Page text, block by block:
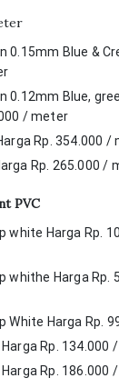
0.15mm Blue &
0.12mm Blue,
/ meter
Rp. 354.000 /
Rp. 265.000 /
PVC
white Harga Rp.
whithe Harga Rp.
White Harga Rp.
Rp. 134.000
Rp. 186.000